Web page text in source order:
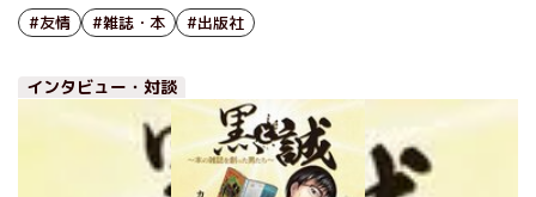
#友情
#雑誌・本 #出版社
インタビュー・対談